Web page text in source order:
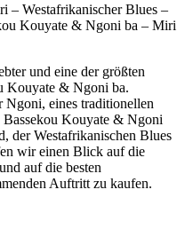
– Westafrikanischer Blues –
Kouyate & Ngoni ba – Miri
und eine der größten
Kouyate & Ngoni ba.
Ngoni, eines traditionellen
Bassekou Kouyate & Ngoni
der Westafrikanischen Blues
wir einen Blick auf die
auf die besten
Auftritt zu kaufen.